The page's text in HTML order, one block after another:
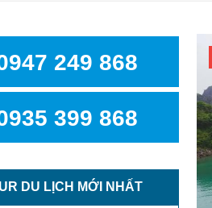
249 868
399 868
DU LỊCH MỚI NHẤT